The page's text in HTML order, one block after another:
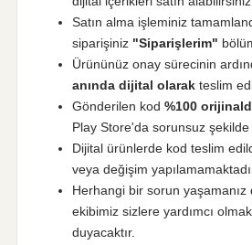
Satın alma işleminiz
siparişiniz "Siparişlerim"
Ürününüz onay sürecinin
anında dijital olarak teslim
Gönderilen kod %100
Play Store'da sorunsuz şekilde
Dijital ürünlerde kod teslim
veya değişim
Herhangi bir sorun
ekibimiz sizlere yardımcı
duyacaktır.